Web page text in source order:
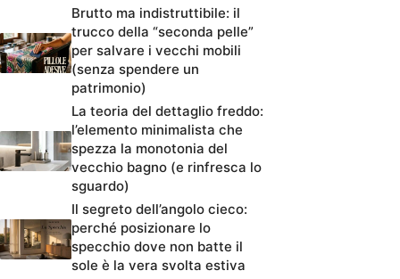
Brutto ma indistruttibile: il
trucco della “seconda pelle”
per salvare i vecchi mobili
(senza spendere un
patrimonio)
La teoria del dettaglio freddo:
l’elemento minimalista che
spezza la monotonia del
vecchio bagno (e rinfresca lo
sguardo)
Il segreto dell’angolo cieco:
perché posizionare lo
specchio dove non batte il
sole è la vera svolta estiva